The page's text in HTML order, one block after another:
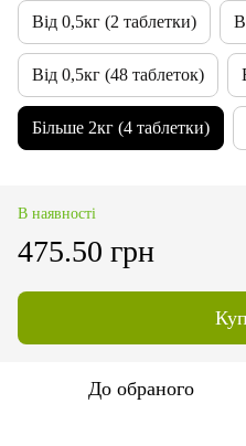
Від 0,5кг (2 таблетки)
Від 0,5кг (48 таблеток)
Більше 2кг (4 таблетки)
В наявності
475.50 грн
До обраного